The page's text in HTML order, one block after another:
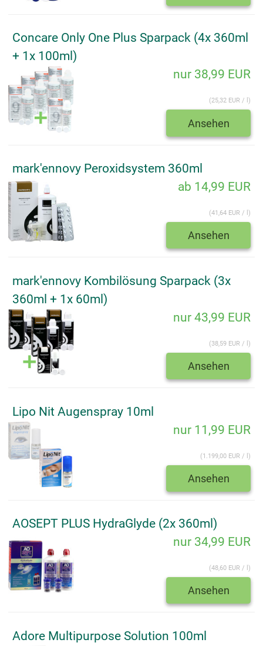
Concare Only One Plus Sparpack (4x 360ml
+ 1x 100ml)
nur 38,99 EUR
(25,32 EUR / l)
Ansehen
mark'ennovy Peroxidsystem 360ml
ab 14,99 EUR
(41,64 EUR / l)
Ansehen
mark'ennovy Kombilösung Sparpack (3x
360ml + 1x 60ml)
nur 43,99 EUR
(38,59 EUR / l)
Ansehen
Lipo Nit Augenspray 10ml
nur 11,99 EUR
(1.199,00 EUR / l)
Ansehen
AOSEPT PLUS HydraGlyde (2x 360ml)
nur 34,99 EUR
(48,60 EUR / l)
Ansehen
Adore Multipurpose Solution 100ml